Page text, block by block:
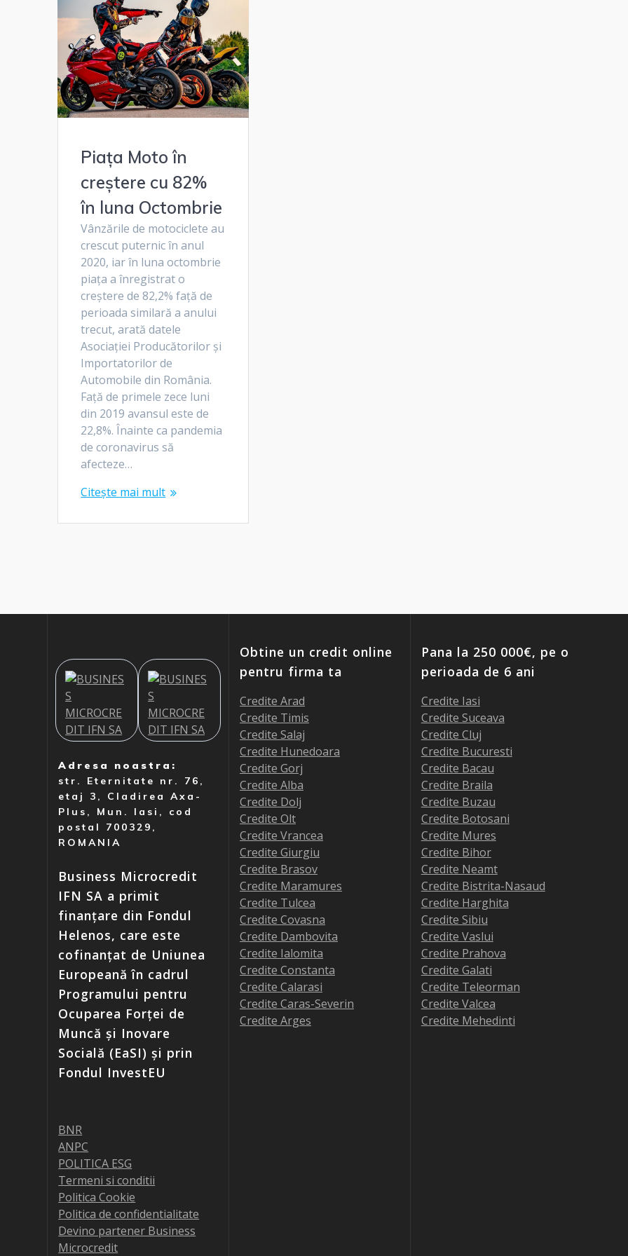
Piața Moto în
creștere cu 82%
în luna Octombrie
Vânzările de motociclete au
crescut puternic în anul
2020, iar în luna octombrie
piața a înregistrat o
creștere de 82,2% față de
perioada similară a anului
trecut, arată datele
Asociației Producătorilor și
Importatorilor de
Automobile din România.
Față de primele zece luni
din 2019 avansul este de
22,8%. Înainte ca pandemia
de coronavirus să
afecteze…
Citește mai mult
Adresa noastra:
str. Eternitate nr. 76,
etaj 3, Cladirea Axa-
Plus, Mun. Iasi, cod
postal 700329,
ROMANIA
Business Microcredit
IFN SA a primit
finanțare din Fondul
Helenos, care este
cofinanțat de Uniunea
Europeană în cadrul
Programului pentru
Ocuparea Forței de
Muncă și Inovare
Socială (EaSI) și prin
Fondul InvestEU
BNR
ANPC
POLITICA ESG
Termeni si conditii
Politica Cookie
Politica de confidentialitate
Devino partener Business
Microcredit
Obtine un credit online
pentru firma ta
Credite Arad
Credite Timis
Credite Salaj
Credite Hunedoara
Credite Gorj
Credite Alba
Credite Dolj
Credite Olt
Credite Vrancea
Credite Giurgiu
Credite Brasov
Credite Maramures
Credite Tulcea
Credite Covasna
Credite Dambovita
Credite Ialomita
Credite Constanta
Credite Calarasi
Credite Caras-Severin
Credite Arges
Pana la 250 000€, pe o
perioada de 6 ani
Credite Iasi
Credite Suceava
Credite Cluj
Credite Bucuresti
Credite Bacau
Credite Braila
Credite Buzau
Credite Botosani
Credite Mures
Credite Bihor
Credite Neamt
Credite Bistrita-Nasaud
Credite Harghita
Credite Sibiu
Credite Vaslui
Credite Prahova
Credite Galati
Credite Teleorman
Credite Valcea
Credite Mehedinti